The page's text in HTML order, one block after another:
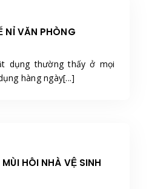
NỈ VĂN PHÒNG
dụng thường thấy ở mọi
hàng ngày[...]
HÔI NHÀ VỆ SINH